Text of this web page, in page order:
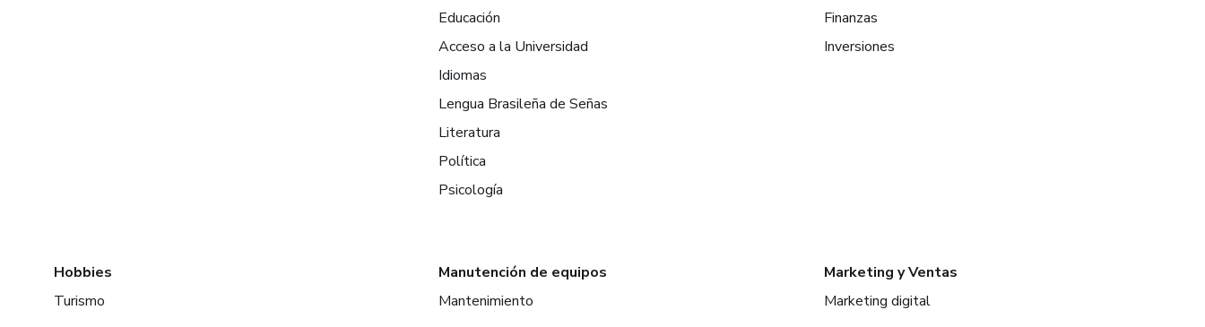
Educación
Acceso a la Universidad
Idiomas
Lengua Brasileña de Señas
Literatura
Política
Psicología
Finanzas
Inversiones
Hobbies
Turismo
Manutención de equipos
Mantenimiento
Marketing y Ventas
Marketing digital